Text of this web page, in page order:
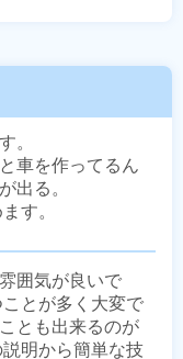
。
車を作ってるん
出る。
す。
囲気が良いで
とが多く大変で
とも出来るのが
明から簡単な技